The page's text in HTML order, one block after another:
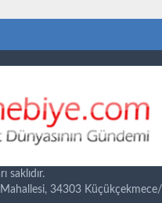
saklıdır.
34303 Küçükçekmece/